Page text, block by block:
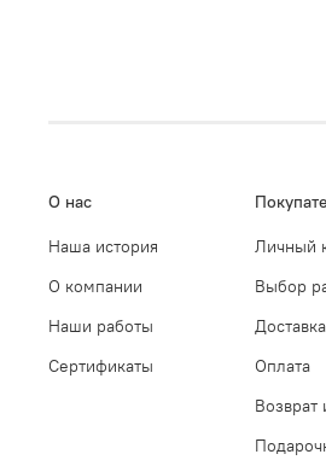
О нас
Наша история
О компании
Наши работы
Сертификаты
Личный
Выбор
Доставка
Оплата
Возврат